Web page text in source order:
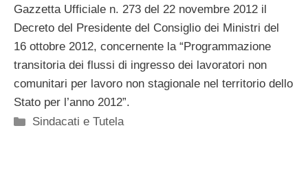
Gazzetta Ufficiale n. 273 del 22 novembre 2012 il
Decreto del Presidente del Consiglio dei Ministri del
16 ottobre 2012, concernente la “Programmazione
transitoria dei flussi di ingresso dei lavoratori non
comunitari per lavoro non stagionale nel territorio dello
Stato per l’anno 2012”.
Categorie
Sindacati e Tutela